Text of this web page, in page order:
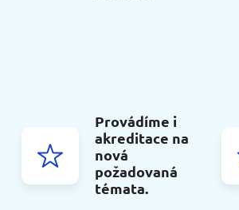
Provádíme i
akreditace na
nová
požadovaná
témata.